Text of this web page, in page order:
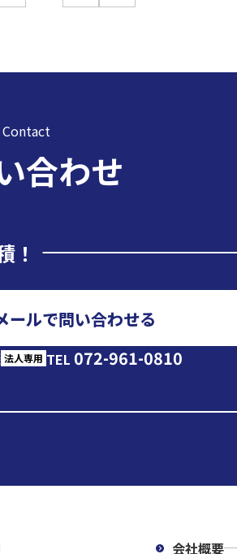
Contact
合わせ
！
ールで問い合わせる
法人専用 TEL 072-961-0810
会社概要